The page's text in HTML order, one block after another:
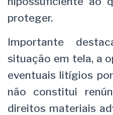
proteger.
Importante
situação em tela, a
eventuais litígios
não constitui
direitos materiais